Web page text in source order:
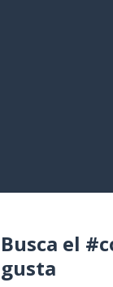
Busca el
gusta